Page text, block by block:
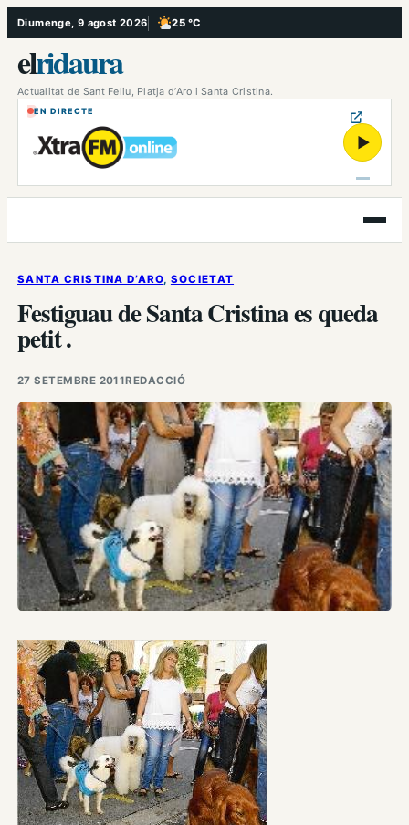
Vés
al
contingut
Diumenge, 9 agost 2026 25 °C
, Poc ennuvolat
elridaura
Actualitat de Sant Feliu, Platja d’Aro i Santa Cristina.
EN DIRECTE
▶
Obre
el
SANTA CRISTINA D’ARO, SOCIETAT
Festiguau de Santa Cristina es queda
petit .
27 SETEMBRE 2011REDACCIÓ